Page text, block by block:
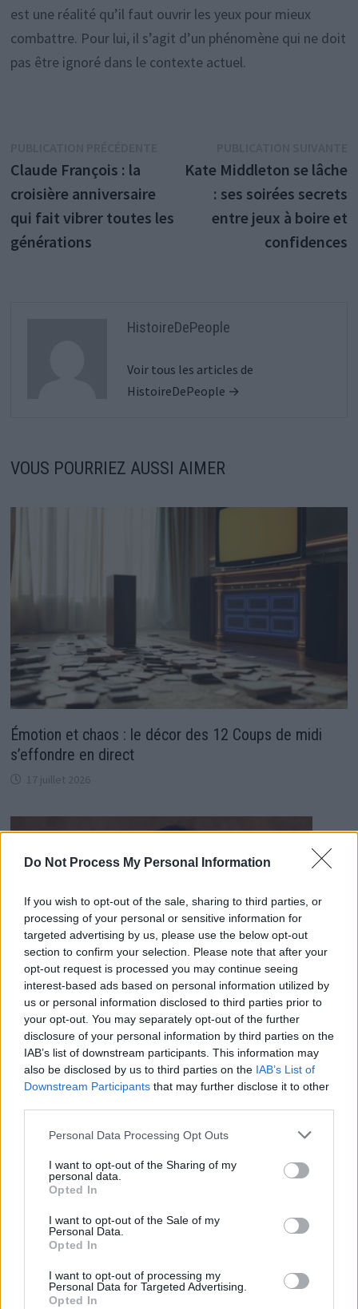
Do Not Process My Personal Information
If you wish to opt-out of the sale, sharing to third parties, or
processing of your personal or sensitive information for
targeted advertising by us, please use the below opt-out
section to confirm your selection. Please note that after your
opt-out request is processed you may continue seeing
interest-based ads based on personal information utilized by
us or personal information disclosed to third parties prior to
your opt-out. You may separately opt-out of the further
disclosure of your personal information by third parties on the
IAB’s list of downstream participants. This information may
also be disclosed by us to third parties on the IAB’s List of
Downstream Participants that may further disclose it to other
Personal Data Processing Opt Outs
I want to opt-out of the Sharing of my
personal data.
Opted In
I want to opt-out of the Sale of my
Personal Data.
Opted In
I want to opt-out of processing my
Personal Data for Targeted Advertising.
Opted In
est une réalité qu’il faut ouvrir les yeux pour mieux
combattre. Pour lui, il s’agit d’un phénomène qui ne doit
pas être ignoré dans le contexte actuel.
de
l’article
précédente :
Claude François : la
croisière anniversaire
qui fait vibrer toutes les
générations
Kate Middleton se lâche
: ses soirées secrets
entre jeux à boire et
confidences
HistoireDePeople
Voir tous les articles de
HistoireDePeople →
VOUS POURRIEZ AUSSI AIMER
Émotion et chaos : le décor des 12 Coups de midi
s’effondre en direct
17 juillet 2026
Malaise d’Inès Reg dans « Danse avec les Stars » :
Les Révélations d’Adeline Toniutti